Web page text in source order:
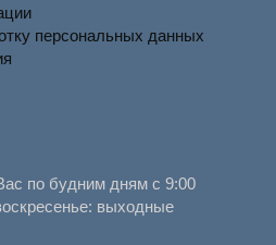
персональных данных
по будним дням с 9:00
выходные